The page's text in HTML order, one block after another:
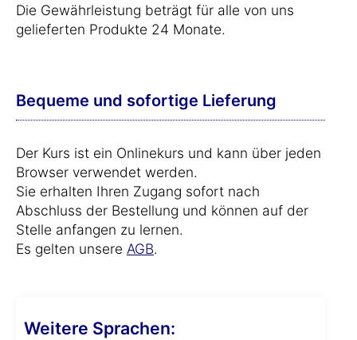
Die Gewährleistung beträgt für alle von uns
gelieferten Produkte 24 Monate.
Bequeme und sofortige Lieferung
Der Kurs ist ein Onlinekurs und kann über jeden
Browser verwendet werden.
Sie erhalten Ihren Zugang sofort nach
Abschluss der Bestellung und können auf der
Stelle anfangen zu lernen.
Es gelten unsere AGB.
Weitere Sprachen: